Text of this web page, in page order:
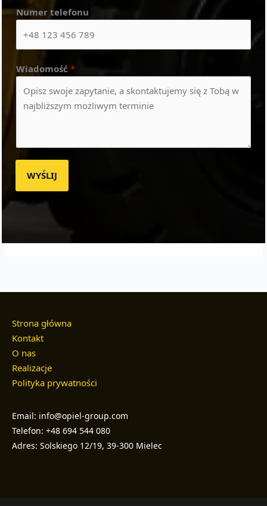
Numer telefonu
Wiadomość *
WYŚLIJ
Strona główna
Kontakt
O nas
Realizacje
Polityka prywatności
Email: info@opiel-group.com
Telefon: +48 694 544 080
Adres: Solskiego 12/19, 39-300 Mielec